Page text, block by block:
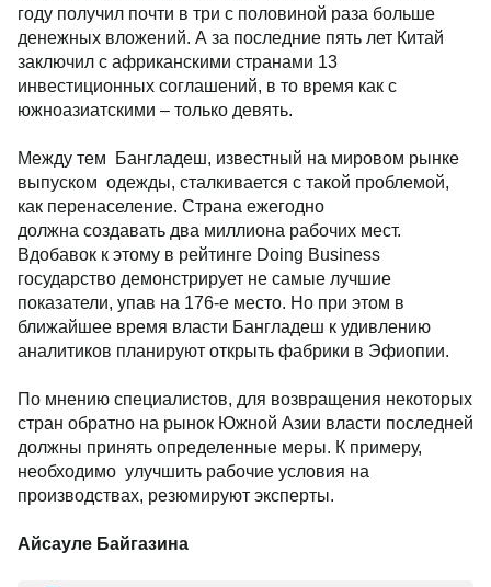
году получил почти в три с половиной раза больше
денежных вложений. А за последние пять лет Китай
заключил с африканскими странами 13
инвестиционных соглашений, в то время как с
южноазиатскими – только девять.
Между тем Бангладеш, известный на мировом рынке
выпуском одежды, сталкивается с такой проблемой,
как перенаселение. Страна ежегодно
должна создавать два миллиона рабочих мест.
Вдобавок к этому в рейтинге Doing Business
государство демонстрирует не самые лучшие
показатели, упав на 176-е место. Но при этом в
ближайшее время власти Бангладеш к удивлению
аналитиков планируют открыть фабрики в Эфиопии.
По мнению специалистов, для возвращения некоторых
стран обратно на рынок Южной Азии власти последней
должны принять определенные меры. К примеру,
необходимо улучшить рабочие условия на
производствах, резюмируют эксперты.
Айсауле Байгазина